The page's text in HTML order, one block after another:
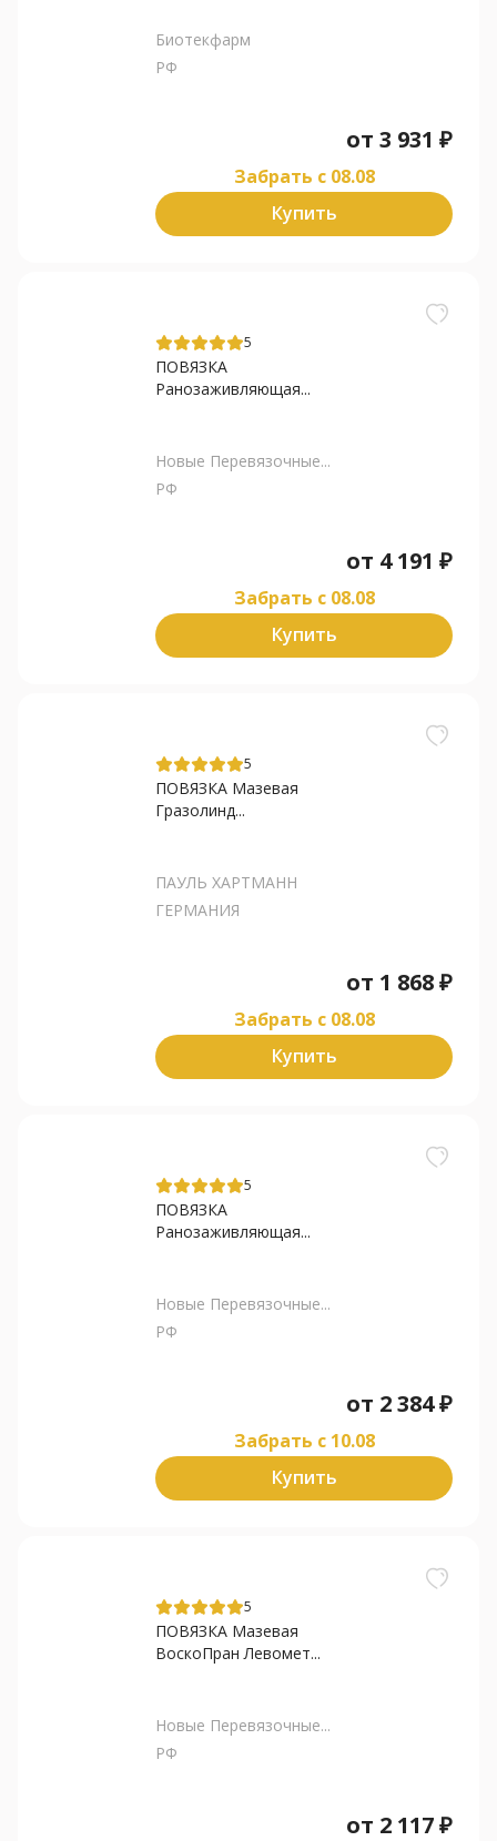
Биотекфарм
РФ
от 3 931 ₽
Забрать c 08.08
Купить
5
ПОВЯЗКА
Ранозаживляющая...
Новые Перевязочные...
РФ
от 4 191 ₽
Забрать c 08.08
Купить
5
ПОВЯЗКА Мазевая
Гразолинд...
ПАУЛЬ ХАРТМАНН
ГЕРМАНИЯ
от 1 868₽
Забрать c 08.08
Купить
5
ПОВЯЗКА
Ранозаживляющая...
Новые Перевязочные...
РФ
от 2 384₽
Забрать c 10.08
Купить
5
ПОВЯЗКА Мазевая
ВоскоПран Левомет...
Новые Перевязочные...
РФ
от 2 117₽